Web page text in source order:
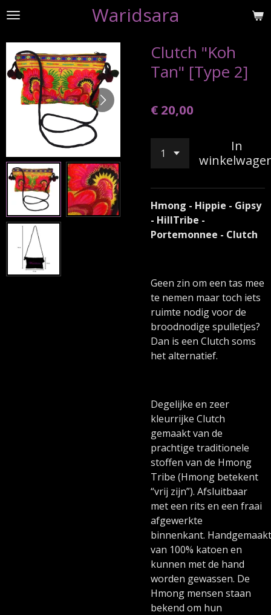
Ga
naar
de
hoofdinhoud
Waridsara
Clutch "Koh
Tan" [Type 2]
€ 20,00
In
Hmong - Hippie - Gipsy
- HillTribe -
Portemonnee - Clutch
Geen zin om een tas mee
te nemen maar toch iets
ruimte nodig voor de
broodnodige spulletjes?
Dan is een Clutch soms
het alternatief.
Degelijke en zeer
kleurrijke Clutch
gemaakt van de
prachtige traditionele
stoffen van de Hmong
Tribe (Hmong betekent
“vrij zijn”). Afsluitbaar
met een rits en een fraai
afgewerkte
binnenkant. Handgemaakt
van 100% katoen en
kunnen met de hand
worden gewassen. De
Hmong mensen staan
bekend om hun